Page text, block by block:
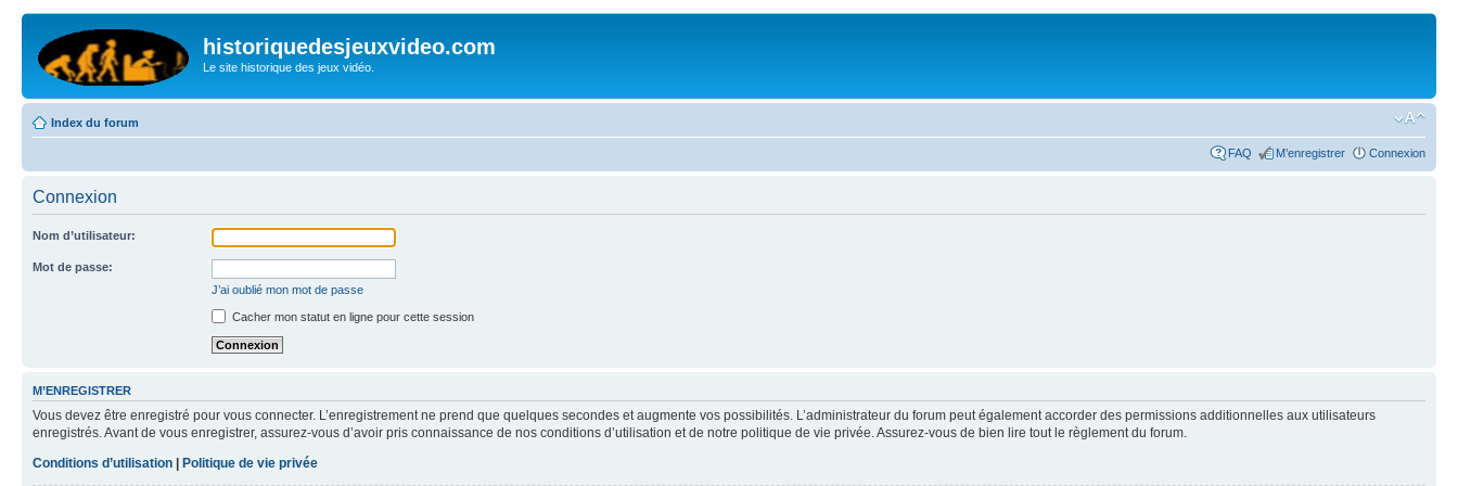
historiquedesjeuxvideo.com
Le site historique des jeux vidéo.
Index du forum
FAQ M’enregistrer Connexion
Connexion
Nom d’utilisateur:
Mot de passe:
J’ai oublié mon mot de passe
Cacher mon statut en ligne pour cette session
M’ENREGISTRER
Vous devez être enregistré pour vous connecter. L’enregistrement ne prend que quelques secondes et augmente vos possibilités. L’administrateur du forum peut également accorder des permissions additionnelles aux utilisateurs
enregistrés. Avant de vous enregistrer, assurez-vous d’avoir pris connaissance de nos conditions d’utilisation et de notre politique de vie privée. Assurez-vous de bien lire tout le règlement du forum.
Conditions d’utilisation
Politique de vie privée